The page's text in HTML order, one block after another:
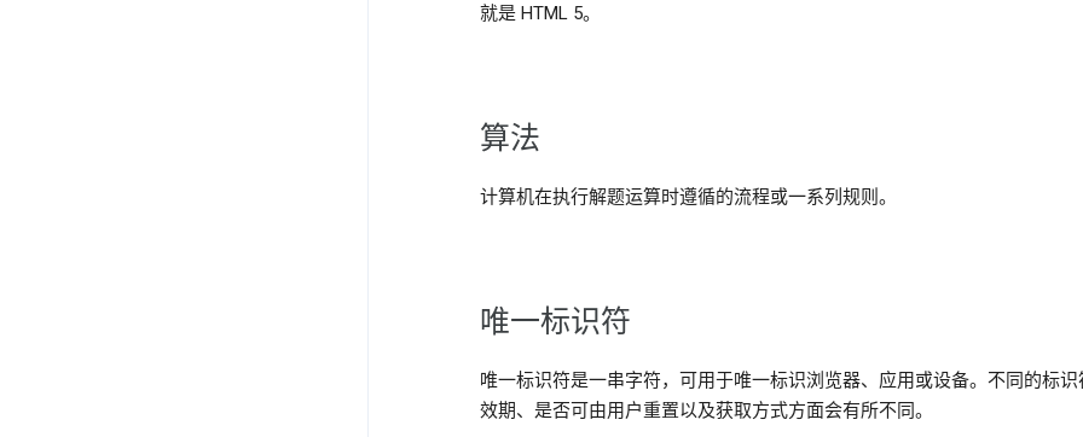
就是 HTML 5。
算法
计算机在执行解题运算时遵循的流程或一系列规则。
唯一标识符
唯一标识符是一串字符，可用于唯一标识浏览器、应用或设备。不同的标识
效期、是否可由用户重置以及获取方式方面会有所不同。